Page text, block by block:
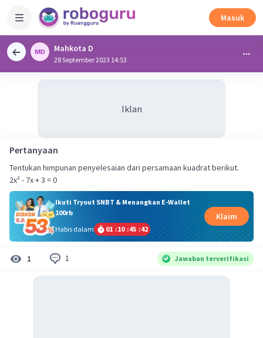
Masuk
Mahkota D
28 September 2023 14:53
Iklan
Pertanyaan
Tentukan himpunan penyelesaian dari persamaan kuadrat berikut.
2x² - 7x + 3 = 0
Ikuti Tryout SNBT & Menangkan E-Wallet
100rb
Habis dalam
01 :10 :45 :41
Klaim
1 1 Jawaban terverifikasi